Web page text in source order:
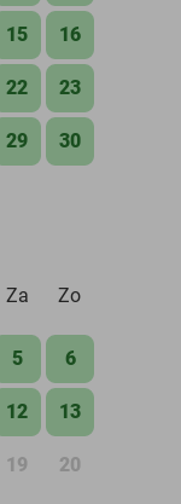
15 16
22 23
29 30
Za Zo
5 6
12 13
19 20